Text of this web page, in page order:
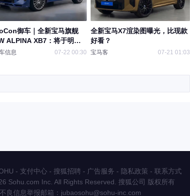
御车｜全新宝马旗舰
ALPINA XB7：将于明年9
投产！
信息 07-22 00:30
全新宝马X7渲染图曝光，比现款
好看？
宝马客 07-21 01:03
- 支付中心 - 搜狐招聘 - 广告服务 - 隐私政策 - 联系方式
Sohu.com Inc. All Rights Reserved. 搜狐公司 版权所有
良信息举报邮箱： jubaosohu@sohu-inc.com